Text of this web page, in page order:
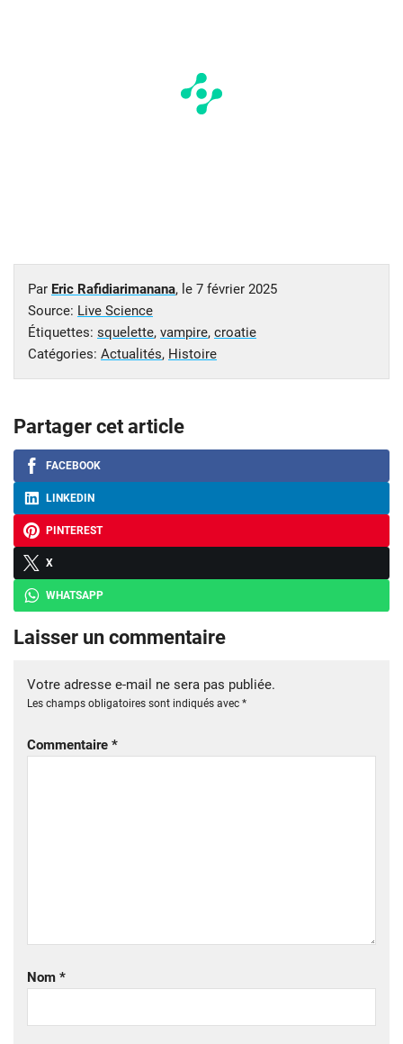
Par Eric Rafidiarimanana, le 7 février 2025
Source: Live Science
Étiquettes: squelette, vampire, croatie
Catégories: Actualités, Histoire
Partager cet article
FACEBOOK
LINKEDIN
PINTEREST
X
WHATSAPP
Laisser un commentaire
Votre adresse e-mail ne sera pas publiée.
Les champs obligatoires sont indiqués avec *
Commentaire *
Nom *